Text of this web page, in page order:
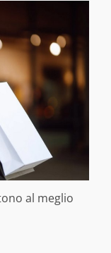
al meglio